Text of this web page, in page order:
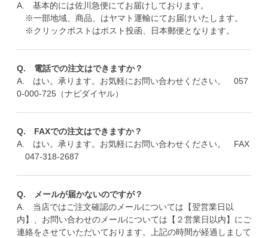
A. 基本的には佐川急便にてお届けしております。
※一部地域、商品、はヤマト運輸にてお届けいたします。
※クリックポストはポスト投函、日本郵便となります。
Q. 電話での注文はできますか？
A. はい。承ります。お気軽にお問い合わせください。 057
0-000-725（ナビダイヤル）
Q. FAXでの注文はできますか？
A. はい。承ります。お気軽にお問い合わせください。 FAX
047-318-2687
Q. メールが届かないのですが？
A. 当店ではご注文確認のメールについては【翌営業日以
内】、お問い合わせのメールについては【２営業日以内】にご
連絡をさせていただいております。上記の時間が経過しまして